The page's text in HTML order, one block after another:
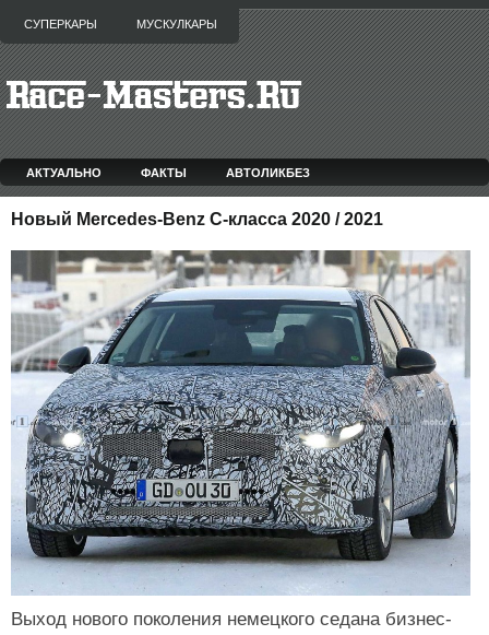
СУПЕРКАРЫ МУСКУЛКАРЫ
АКТУАЛЬНО ФАКТЫ АВТОЛИКБЕЗ
Новый Mercedes-Benz C-класса 2020 / 2021
Выход нового поколения немецкого седана бизнес-